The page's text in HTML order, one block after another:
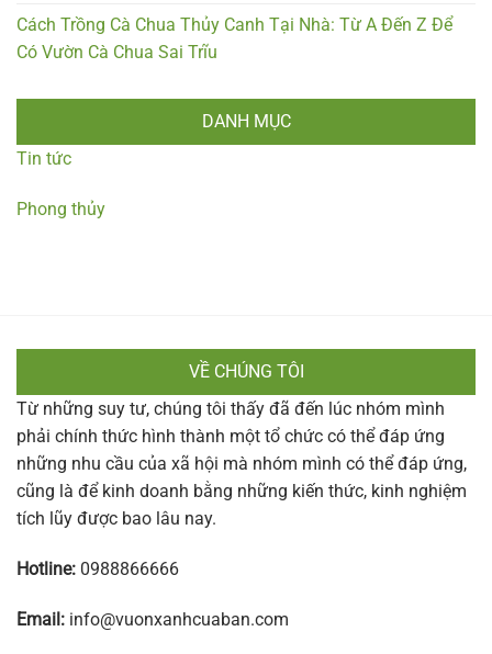
Cách Trồng Cà Chua Thủy Canh Tại Nhà: Từ A Đến Z Để
Có Vườn Cà Chua Sai Trĩu
DANH MỤC
Tin tức
Phong thủy
VỀ CHÚNG TÔI
Từ những suy tư, chúng tôi thấy đã đến lúc nhóm mình
phải chính thức hình thành một tổ chức có thể đáp ứng
những nhu cầu của xã hội mà nhóm mình có thể đáp ứng,
cũng là để kinh doanh bằng những kiến thức, kinh nghiệm
tích lũy được bao lâu nay.
Hotline: 0988866666
Email: info@vuonxanhcuaban.com